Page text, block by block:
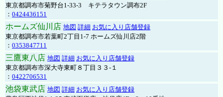
東京都調布市菊野台1-33-3 キテラタウン調布2F
： 0424436151
ホームズ仙川店 地図 詳細 お気に入り店舗登録
東京都調布市若葉町2丁目1-7 ホームズ仙川店2階
： 0353847711
三鷹東八店 地図 詳細 お気に入り店舗登録
東京都調布市深大寺東町８丁目３３-１
： 0422706531
池袋東武店 地図 詳細 お気に入り店舗登録